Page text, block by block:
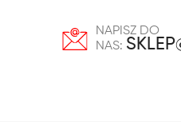
NAPISZ DO
NAS: